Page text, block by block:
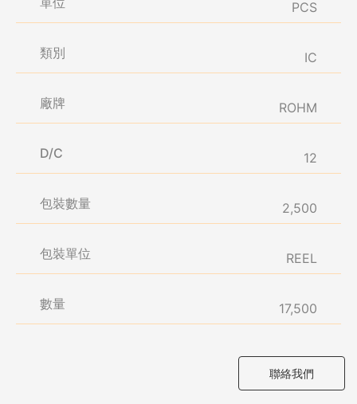
PCS
類別 IC
廠牌 ROHM
D/C 12
包裝數量 2,500
包裝單位 REEL
數量 17,500
聯絡我們